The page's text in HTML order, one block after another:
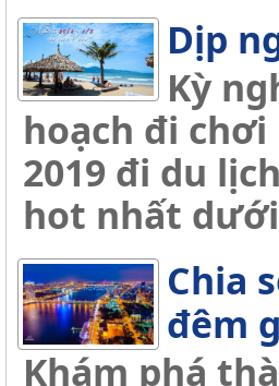
Dịp
Kỳ
hoạch đi
2019 đi du
hot nhất
Chia
đêm
Khám phá